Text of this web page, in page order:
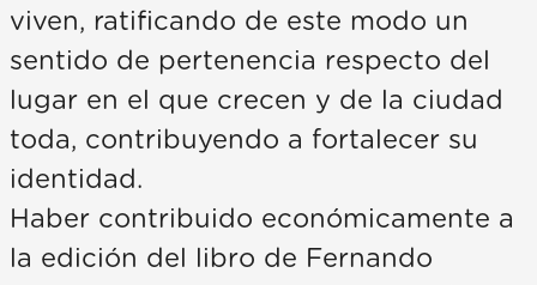
viven, ratificando de este modo un
sentido de pertenencia respecto del
lugar en el que crecen y de la ciudad
toda, contribuyendo a fortalecer su
identidad.
Haber contribuido económicamente a
la edición del libro de Fernando